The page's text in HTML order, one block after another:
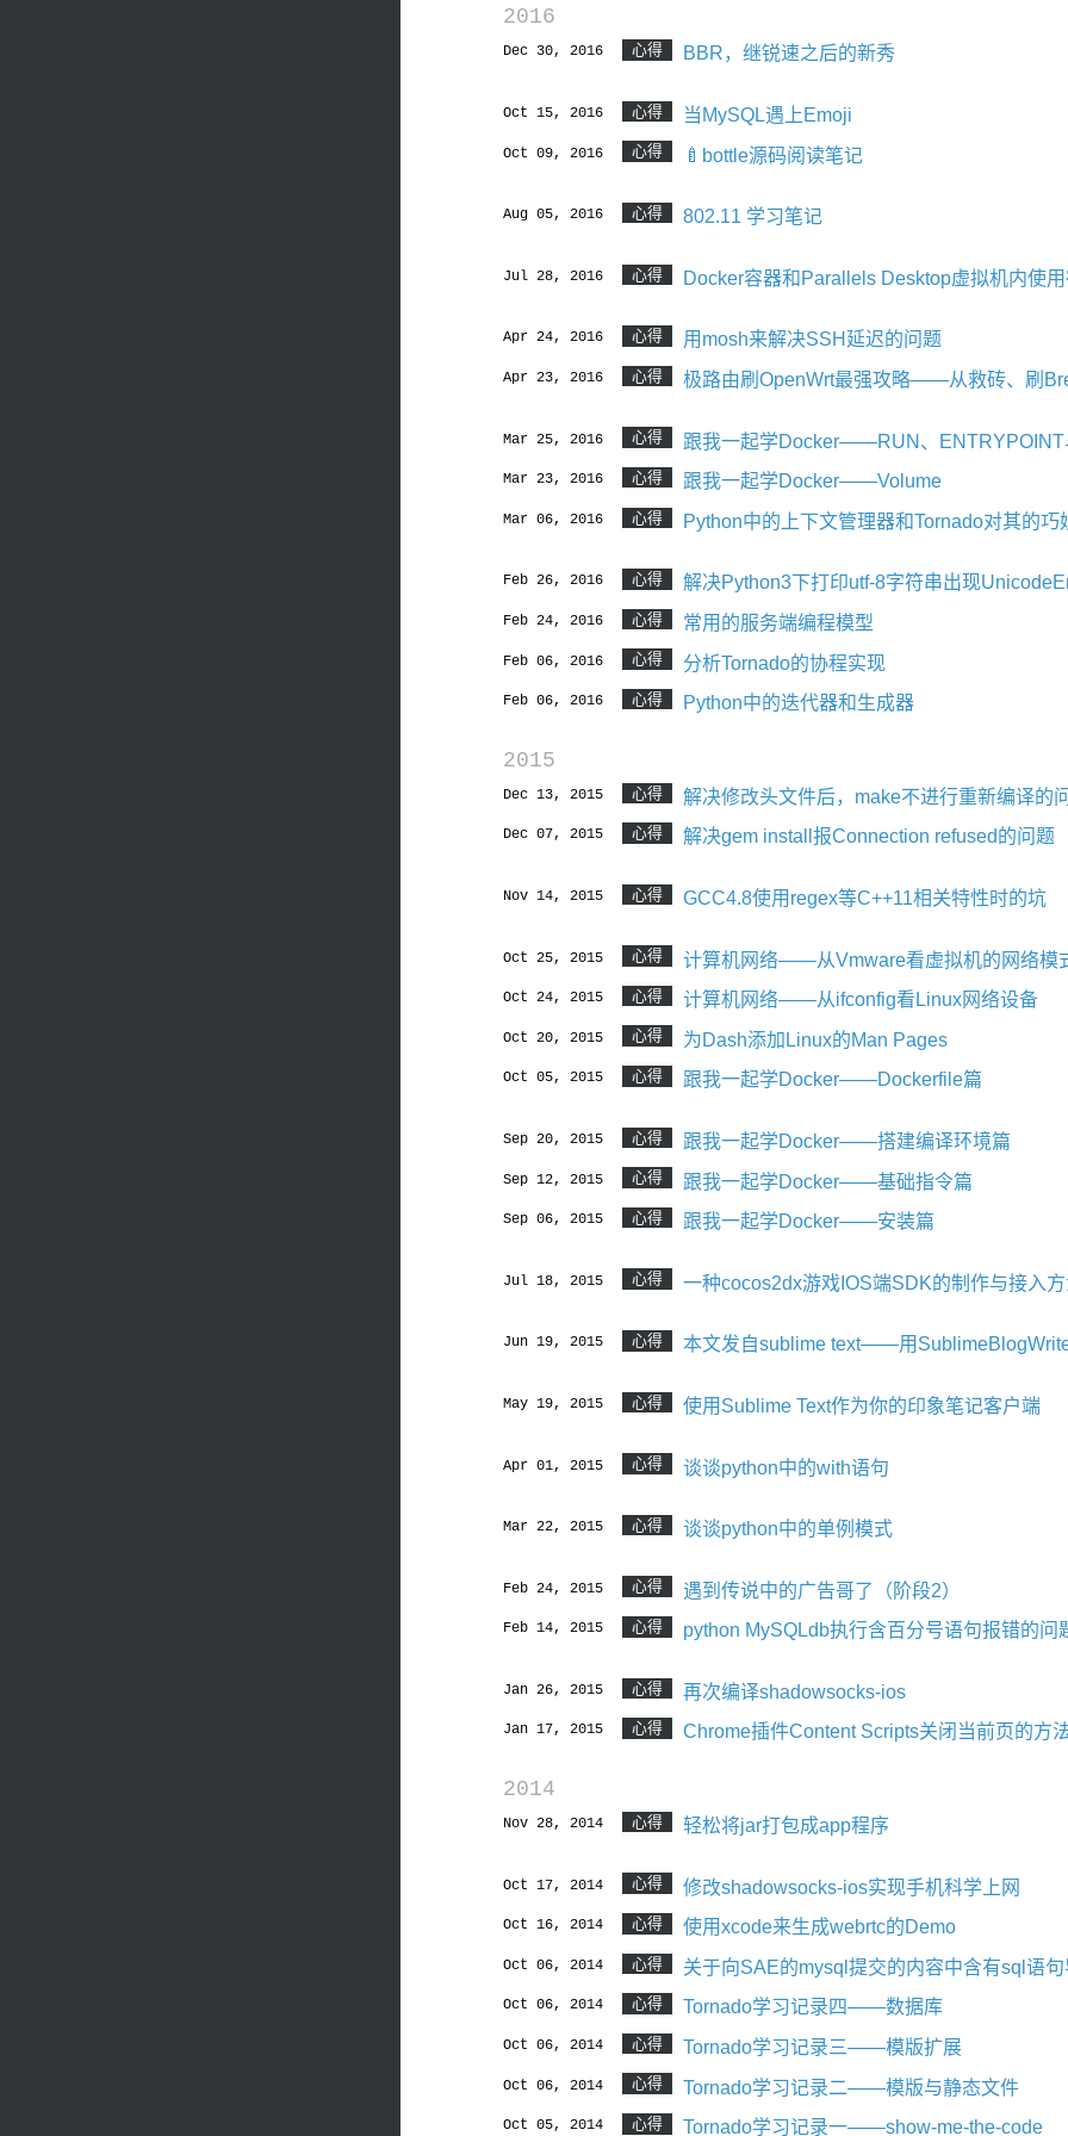
2016
Dec 30, 2016 心得 BBR，继锐速之后的新秀
Oct 15, 2016 心得 当MySQL遇上Emoji
Oct 09, 2016 心得 🍼bottle源码阅读笔记
Aug 05, 2016 心得 802.11 学习笔记
Jul 28, 2016 心得 Docker容器和Parallels Desktop虚拟机内使
Apr 24, 2016 心得 用mosh来解决SSH延迟的问题
Apr 23, 2016 心得 极路由刷OpenWrt最强攻略——从救砖、刷
Mar 25, 2016 心得 跟我一起学Docker——RUN、ENTRYPOINT
Mar 23, 2016 心得 跟我一起学Docker——Volume
Mar 06, 2016 心得 Python中的上下文管理器和Tornado对其的巧
Feb 26, 2016 心得 解决Python3下打印utf-8字符串出现
Feb 24, 2016 心得 常用的服务端编程模型
Feb 06, 2016 心得 分析Tornado的协程实现
Feb 06, 2016 心得 Python中的迭代器和生成器
2015
Dec 13, 2015 心得 解决修改头文件后，make不进行重新编译的
Dec 07, 2015 心得 解决gem install报Connection refused的问题
Nov 14, 2015 心得 GCC4.8使用regex等C++11相关特性时的坑
Oct 25, 2015 心得 计算机网络——从Vmware看虚拟机的网络模
Oct 24, 2015 心得 计算机网络——从ifconfig看Linux网络设备
Oct 20, 2015 心得 为Dash添加Linux的Man Pages
Oct 05, 2015 心得 跟我一起学Docker——Dockerfile篇
Sep 20, 2015 心得 跟我一起学Docker——搭建编译环境篇
Sep 12, 2015 心得 跟我一起学Docker——基础指令篇
Sep 06, 2015 心得 跟我一起学Docker——安装篇
Jul 18, 2015 心得 一种cocos2dx游戏IOS端SDK的制作与接入方
Jun 19, 2015 心得 本文发自sublime text——用
May 19, 2015 心得 使用Sublime Text作为你的印象笔记客户端
Apr 01, 2015 心得 谈谈python中的with语句
Mar 22, 2015 心得 谈谈python中的单例模式
Feb 24, 2015 心得 遇到传说中的广告哥了（阶段2）
Feb 14, 2015 心得 python MySQLdb执行含百分号语句报错的问
Jan 26, 2015 心得 再次编译shadowsocks-ios
Jan 17, 2015 心得 Chrome插件Content Scripts关闭当前页的方
2014
Nov 28, 2014 心得 轻松将jar打包成app程序
Oct 17, 2014 心得 修改shadowsocks-ios实现手机科学上网
Oct 16, 2014 心得 使用xcode来生成webrtc的Demo
Oct 06, 2014 心得 关于向SAE的mysql提交的内容中含有sql语
Oct 06, 2014 心得 Tornado学习记录四——数据库
Oct 06, 2014 心得 Tornado学习记录三——模版扩展
Oct 06, 2014 心得 Tornado学习记录二——模版与静态文件
Oct 05, 2014 心得 Tornado学习记录一——show-me-the-code